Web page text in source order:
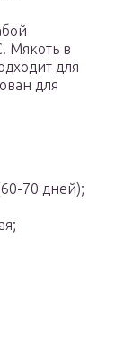
Мякоть в
для
для
70 дней);